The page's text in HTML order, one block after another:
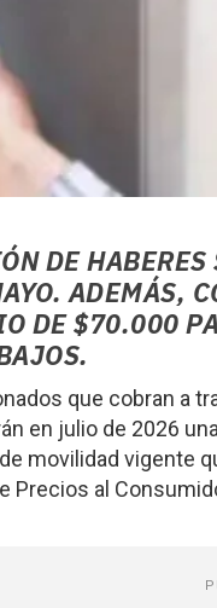
DE
ADEMÁS,
DE $70.000
que cobran a
en julio de 2026
movilidad vigente
Precios al